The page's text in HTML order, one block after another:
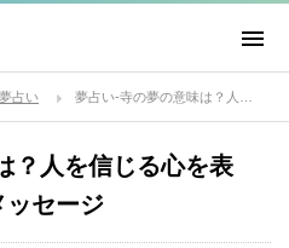
夢占い
？人を信じる心を表
ッセージ